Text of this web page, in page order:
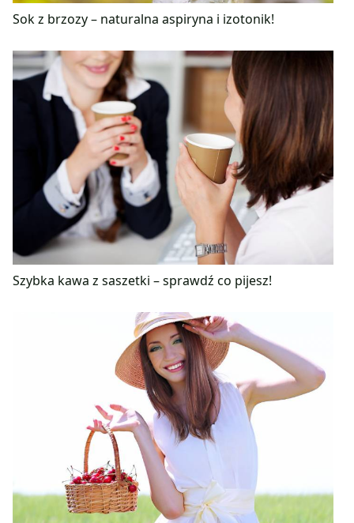
Sok z brzozy – naturalna aspiryna i izotonik!
Szybka kawa z saszetki – sprawdź co pijesz!